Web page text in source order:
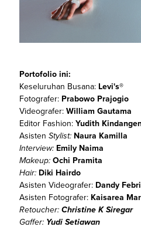
Portofolio ini:
Keseluruhan Busana: Levi's®️
Fotografer: Prabowo Prajogio
Videografer:William Gautama
Editor Fashion:Yudith
Asisten Stylist: Naura Kamilla
Interview: Emily Naima
Makeup:Ochi Pramita
Hair: Diki Hairdo
Asisten Videografer: Dandy
Asisten Fotografer: Kaisarea
Retoucher:Christine K Siregar
Gaffer: Yudi Setiawan